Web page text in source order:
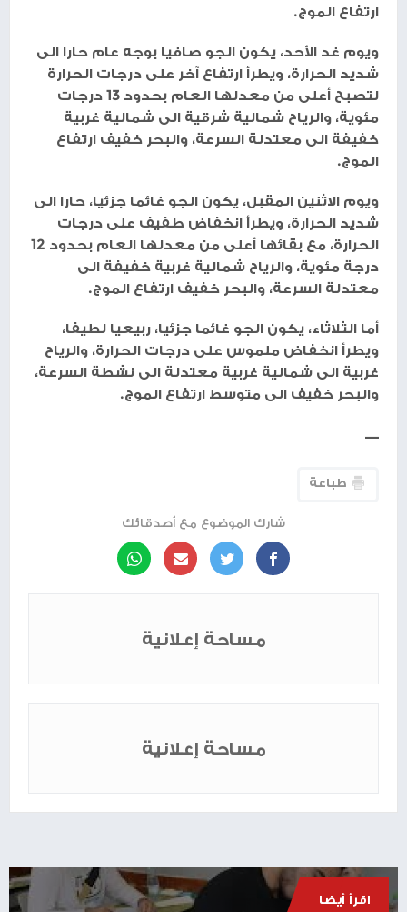
ارتفاع الموج.
ويوم غد الأحد، يكون الجو صافيا بوجه عام حارا الى
شديد الحرارة، ويطرأ ارتفاع آخر على درجات الحرارة
لتصبح أعلى من معدلها العام بحدود 13 درجات
مئوية، والرياح شمالية شرقية الى شمالية غربية
خفيفة الى معتدلة السرعة، والبحر خفيف ارتفاع
الموج.
ويوم الاثنين المقبل، يكون الجو غائما جزئيا، حارا الى
شديد الحرارة، ويطرأ انخفاض طفيف على درجات
الحرارة، مع بقائها أعلى من معدلها العام بحدود 12
درجة مئوية، والرياح شمالية غربية خفيفة الى
معتدلة السرعة، والبحر خفيف ارتفاع الموج.
أما الثلاثاء، يكون الجو غائما جزئيا، ربيعيا لطيفا،
ويطرأ انخفاض ملموس على درجات الحرارة، والرياح
غربية الى شمالية غربية معتدلة الى نشطة السرعة،
والبحر خفيف الى متوسط ارتفاع الموج.
ـــــ
طباعة
شارك الموضوع مع أصدقائك
مساحة إعلانية
مساحة إعلانية
اقرأ أيضا